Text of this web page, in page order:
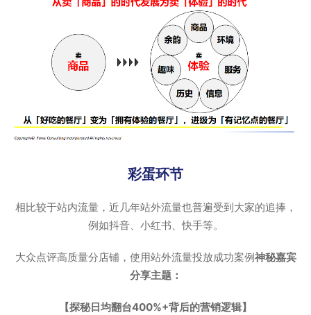
彩蛋环节
相比较于站内流量，近几年站外流量也普遍受到大家的追捧，
例如抖音、小红书、快手等。
大众点评高质量分店铺，使用站外流量投放成功案例神秘嘉宾
分享主题：
【探秘日均翻台400%+背后的营销逻辑】